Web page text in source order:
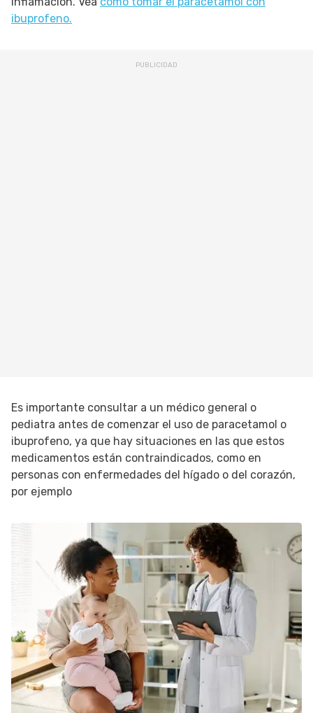
ibuprofeno.
Es importante consultar a un médico general o
pediatra antes de comenzar el uso de paracetamol o
ibuprofeno, ya que hay situaciones en las que estos
medicamentos están contraindicados, como en
personas con enfermedades del hígado o del corazón,
por ejemplo